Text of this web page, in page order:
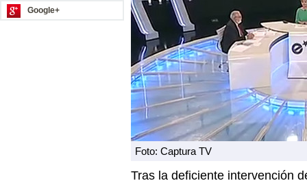
Google+
Foto: Captura TV
Tras la deficiente intervención